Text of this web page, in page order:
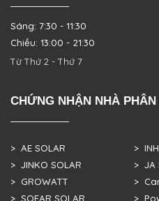
Sáng: 7:30 - 11:30
Chiều: 13:00 - 21:30
Từ Thứ 2 - Thứ 7
CHỨNG NHẬN NHÀ PHÂN
> AE SOLAR
> JINKO SOLAR
> GROWATT
> SOFAR SOLAR
>
> JA
>
>